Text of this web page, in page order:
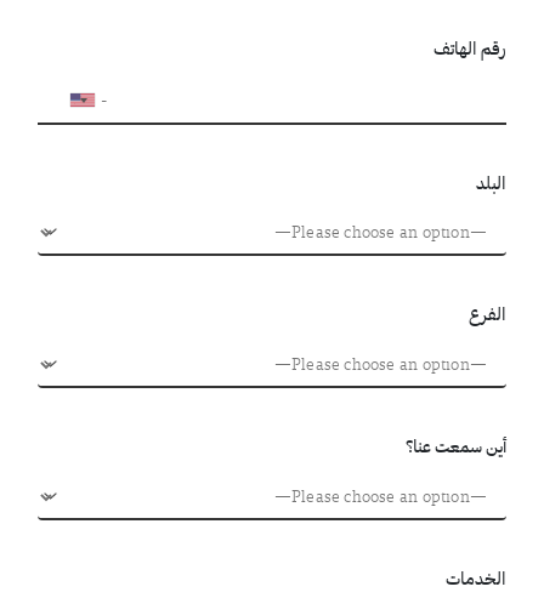
رقم الهاتف
البلد
الفرع
أين سمعت عنا؟
الخدمات